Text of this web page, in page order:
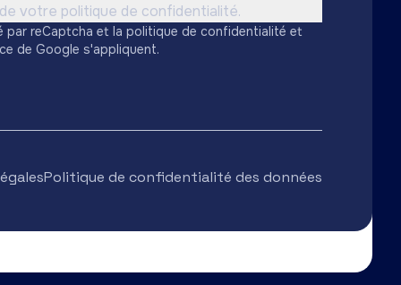
votre politique de confidentialité.
par reCaptcha et lapolitique de confidentialité et
de Google s'appliquent.
Politique de confidentialité des données